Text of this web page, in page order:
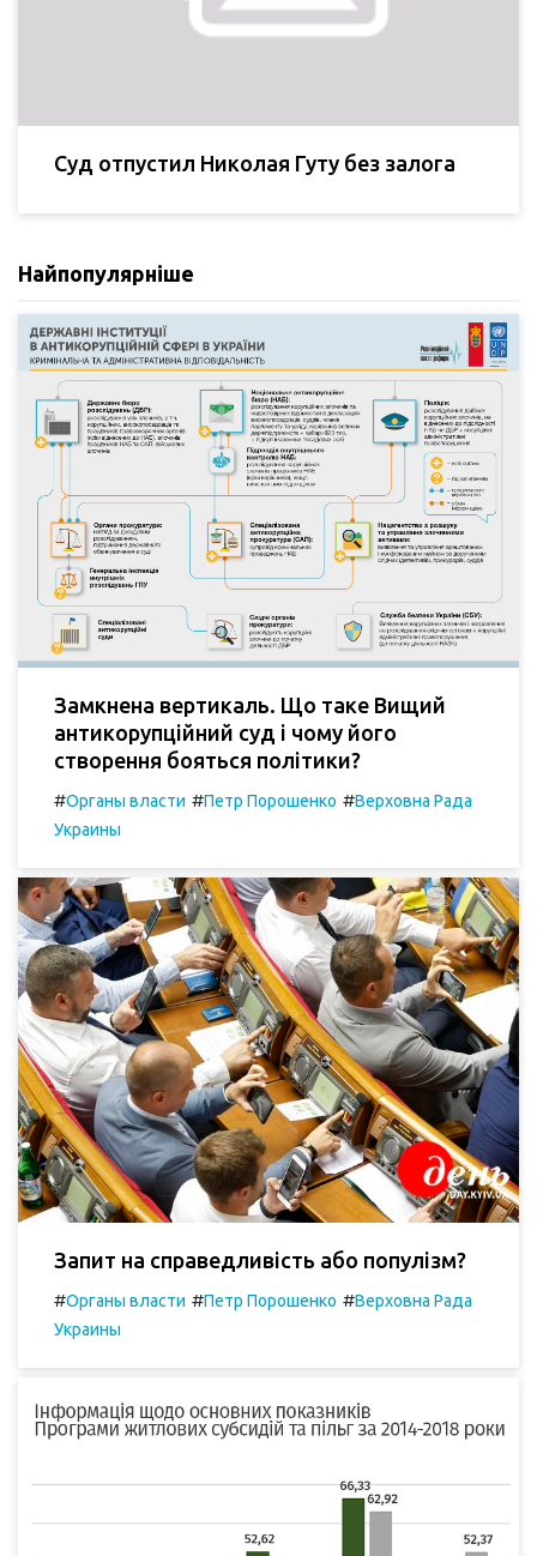
Суд отпустил Николая Гуту без залога
Найпопулярніше
Замкнена вертикаль. Що таке Вищий
антикорупційний суд і чому його
створення бояться політики?
#Органы власти #Петр Порошенко #Верховна Рада
Украины
Запит на справедливість або популізм?
#Органы власти #Петр Порошенко #Верховна Рада
Украины